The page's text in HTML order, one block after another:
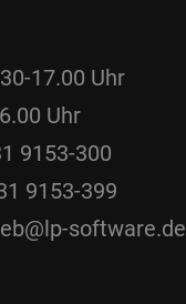
17.00 Uhr
Uhr
9153-300
9153-399
software.de